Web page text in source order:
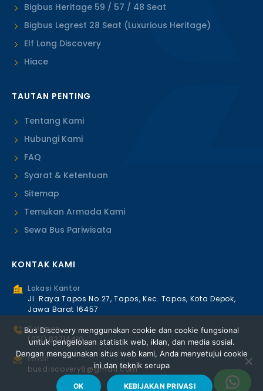
Bigbus Heritage 59 / 57 / 48 Seat
Bigbus Legrest 28 Seat (Luxurious Heritage)
Elf Long Discovery
Hiace
TAUTAN PENTING
Tentang Kami
Hubungi Kami
FAQ
Syarat & Ketentuan
Sitemap
Temukan Armada Kami
Sewa Bus Pariwisata
KONTAK KAMI
Lokasi Kantor
Jl. Raya Tapos No.27, Tapos, Kec. Tapos, Kota Depok,
Jawa Barat 16457
Telepon
(021) 83714410
Email
busdiscovery8@gmail.com
Bus Discovery menggunakan cookie dan cookie fungsional
untuk pengelolaan statistik web, iklan, dan media sosial.
Dengan menggunakan situs web kami, Anda menyetujui cookie
ini dan teknik serupa
OK KEBIJAKAN PRIVASI